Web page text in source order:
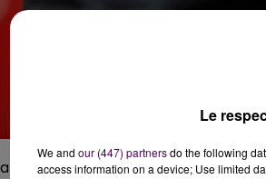
Emilien Borderie
Le
We and our (447) partnersdo the following
access information on a device; Use limited